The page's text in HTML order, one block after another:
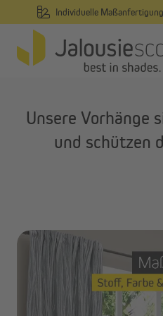
Zur Hauptnavigation
Individuelle
Außenliegend
Gratis-
Aufmaß
Startseite
Unsere Vorhänge
und schützen